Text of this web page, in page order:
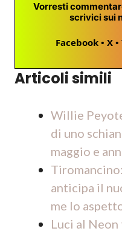
Vorresti
scrivici sui
Facebook • X
Articoli simili
Willie
di uno
maggio e
anticipa il
me lo
Luci al